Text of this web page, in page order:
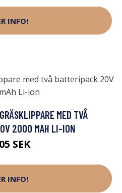
INFO!
MED TVÅ
2000 MAH LI-ION
SEK
INFO!